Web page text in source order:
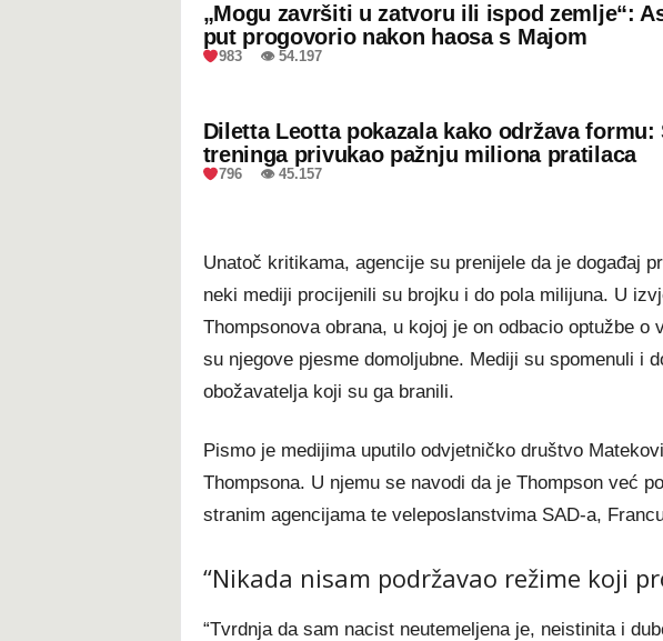
„Mogu završiti u zatvoru ili ispod zemlje“:
put progovorio nakon haosa s Majom
983 👁 54.197
Diletta Leotta pokazala kako održava formu:
treninga privukao pažnju miliona pratilaca
796 👁 45.157
Unatoč kritikama, agencije su prenijele da je događaj
neki mediji procijenili su brojku i do pola milijuna. U
Thompsonova obrana, u kojoj je on odbacio optužbe o
su njegove pjesme domoljubne. Mediji su spomenuli i
obožavatelja koji su ga branili.
Pismo je medijima uputilo odvjetničko društvo
Thompsona. U njemu se navodi da je Thompson već
stranim agencijama te veleposlanstvima SAD-a,
“Nikada nisam podržavao režime koji
“Tvrdnja da sam nacist neutemeljena je, neistinita i